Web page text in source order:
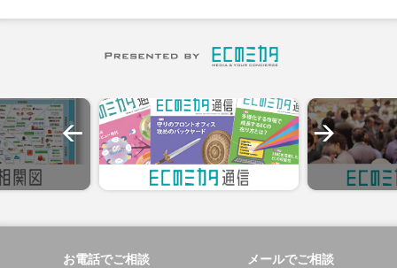
お電話でご相談 メールでご相談